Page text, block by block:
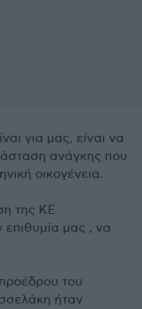
για μας, είναι να
ανάγκης που
οικογένεια.
της ΚΕ
μας , να
του
ήταν